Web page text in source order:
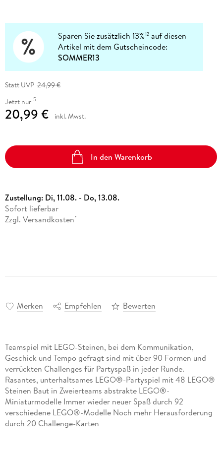
Sparen Sie zusätzlich 13%12 auf diesen
Artikel mit dem Gutscheincode:
SOMMER13
Statt UVP 24,99 €
Jetzt nur 5
20,99 € inkl. Mwst.
In den Warenkorb
Zustellung: Di, 11.08. - Do, 13.08.
Sofort lieferbar
Zzgl. Versandkosten *
Merken Empfehlen Bewerten
Teamspiel mit LEGO-Steinen, bei dem Kommunikation,
Geschick und Tempo gefragt sind mit über 90 Formen und
verrückten Challenges für Partyspaß in jeder Runde.
Rasantes, unterhaltsames LEGO®-Partyspiel mit 48 LEGO®
Steinen Baut in Zweierteams abstrakte LEGO®-
Miniaturmodelle Immer wieder neuer Spaß durch 92
verschiedene LEGO®-Modelle Noch mehr Herausforderung
durch 20 Challenge-Karten